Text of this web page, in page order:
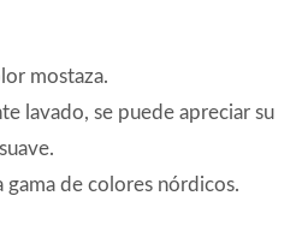
mostaza.
lavado, se puede apreciar su
gama de colores nórdicos.